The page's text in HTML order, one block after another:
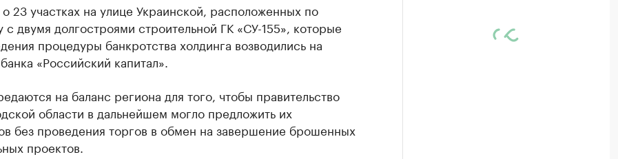
о 23 участках на улице Украинской, расположенных по
с двумя долгостроями строительной ГК «СУ-155», которые
процедуры банкротства холдинга возводились на
«Российский капитал».
на баланс региона для того, чтобы правительство
области в дальнейшем могло предложить их
без проведения торгов в обмен на завершение брошенных
проектов.